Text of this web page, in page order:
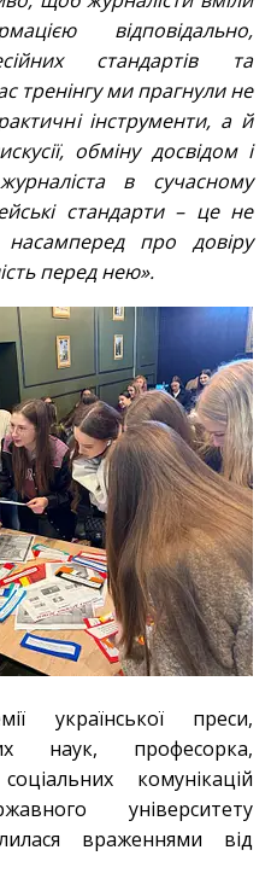
відповідально,
стандартів та
тренінгу ми прагнули не
інструменти, а й
обміну досвідом і
в сучасному
стандарти – це не
про довіру
перед нею».
української преси,
наук, професорка,
комунікацій
університету
враженнями від